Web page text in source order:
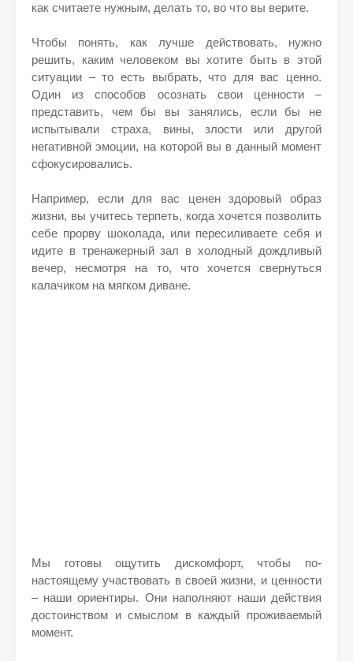
как считаете нужным, делать то, во что вы верите.
Чтобы понять, как лучше действовать, нужно
решить, каким человеком вы хотите быть в этой
ситуации – то есть выбрать, что для вас ценно.
Один из способов осознать свои ценности –
представить, чем бы вы занялись, если бы не
испытывали страха, вины, злости или другой
негативной эмоции, на которой вы в данный момент
сфокусировались.
Например, если для вас ценен здоровый образ
жизни, вы учитесь терпеть, когда хочется позволить
себе прорву шоколада, или пересиливаете себя и
идите в тренажерный зал в холодный дождливый
вечер, несмотря на то, что хочется свернуться
калачиком на мягком диване.
Мы готовы ощутить дискомфорт, чтобы по-
настоящему участвовать в своей жизни, и ценности
– наши ориентиры. Они наполняют наши действия
достоинством и смыслом в каждый проживаемый
момент.